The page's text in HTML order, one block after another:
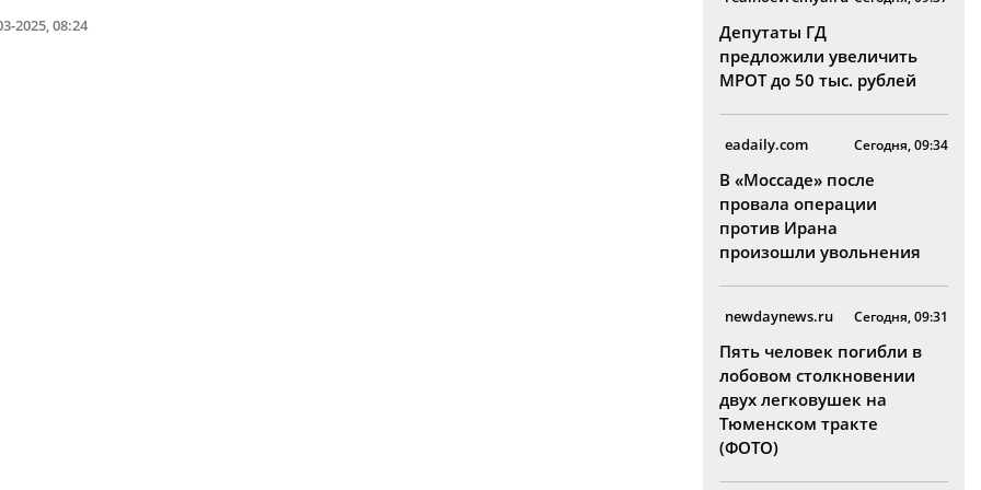
2025, 08:24
Депутаты ГД
предложили увеличить
МРОТ до 50 тыс. рублей
eadaily.com Сегодня, 09:34
В «Моссаде» после
провала операции
против Ирана
произошли увольнения
newdaynews.ru Сегодня, 09:31
Пять человек погибли в
лобовом столкновении
двух легковушек на
Тюменском тракте
(ФОТО)